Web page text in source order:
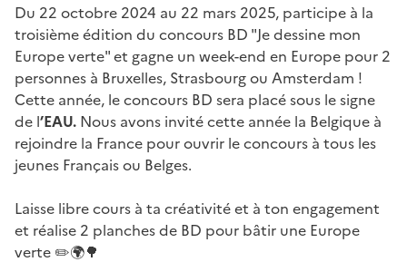
Du 22 octobre 2024 au 22 mars 2025, participe à la
troisième édition du concours BD "Je dessine mon
Europe verte" et gagne un week-end en Europe pour 2
personnes à Bruxelles, Strasbourg ou Amsterdam !
Cette année, le concours BD sera placé sous le signe
de l’EAU. Nous avons invité cette année la Belgique à
rejoindre la France pour ouvrir le concours à tous les
jeunes Français ou Belges.
Laisse libre cours à ta créativité et à ton engagement
et réalise 2 planches de BD pour bâtir une Europe
verte ✏️🌍🌳